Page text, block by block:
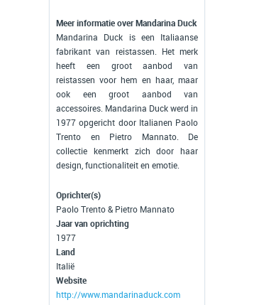
Meer informatie over Mandarina Duck
Mandarina Duck is een Italiaanse
fabrikant van reistassen. Het merk
heeft een groot aanbod van
reistassen voor hem en haar, maar
ook een groot aanbod van
accessoires. Mandarina Duck werd in
1977 opgericht door Italianen Paolo
Trento en Pietro Mannato. De
collectie kenmerkt zich door haar
design, functionaliteit en emotie.
Oprichter(s)
Paolo Trento & Pietro Mannato
Jaar van oprichting
1977
Land
Italië
Website
http://www.mandarinaduck.com